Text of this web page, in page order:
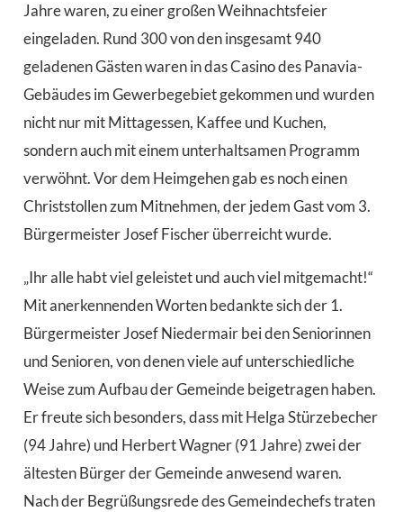
Jahre waren, zu einer großen Weihnachtsfeier
eingeladen. Rund 300 von den insgesamt 940
geladenen Gästen waren in das Casino des Panavia-
Gebäudes im Gewerbegebiet gekommen und wurden
nicht nur mit Mittagessen, Kaffee und Kuchen,
sondern auch mit einem unterhaltsamen Programm
verwöhnt. Vor dem Heimgehen gab es noch einen
Christstollen zum Mitnehmen, der jedem Gast vom 3.
Bürgermeister Josef Fischer überreicht wurde.
„Ihr alle habt viel geleistet und auch viel mitgemacht!“
Mit anerkennenden Worten bedankte sich der 1.
Bürgermeister Josef Niedermair bei den Seniorinnen
und Senioren, von denen viele auf unterschiedliche
Weise zum Aufbau der Gemeinde beigetragen haben.
Er freute sich besonders, dass mit Helga Stürzebecher
(94 Jahre) und Herbert Wagner (91 Jahre) zwei der
ältesten Bürger der Gemeinde anwesend waren.
Nach der Begrüßungsrede des Gemeindechefs traten